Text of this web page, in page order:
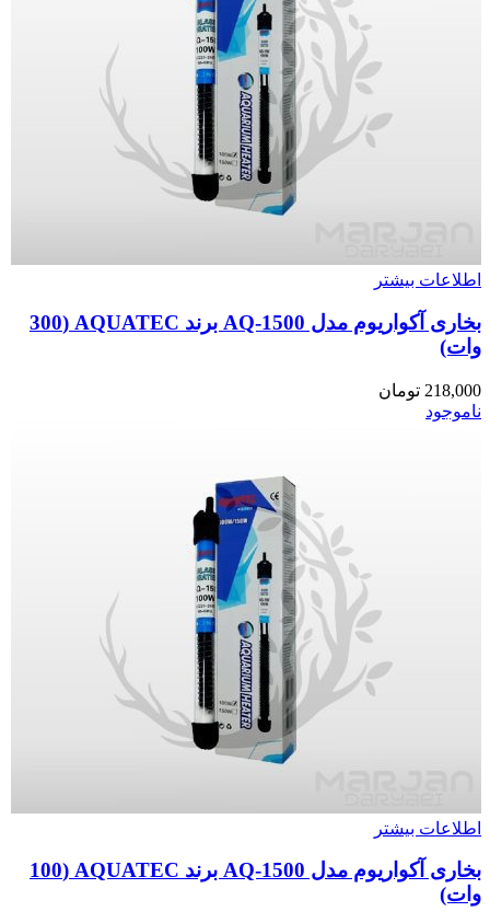
اطلاعات بیشتر
بخاری آکواریوم مدل AQ-1500 برند AQUATEC (300
وات)
218,000 تومان
ناموجود
اطلاعات بیشتر
بخاری آکواریوم مدل AQ-1500 برند AQUATEC (100
وات)